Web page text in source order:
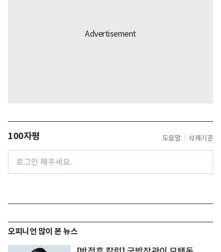
100자평 도움말 삭제기준
오피니언 많이 본 뉴스